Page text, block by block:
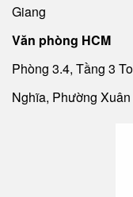
Giang
Văn phòng HCM
Phòng 3.4, Tầng 3
Nghĩa, Phường